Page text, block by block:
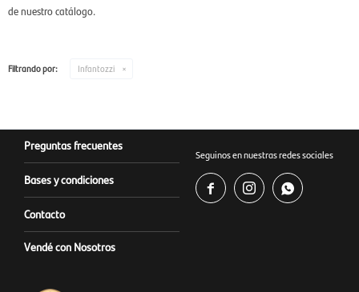
de nuestro catálogo.
Filtrando por: Infantozzi
Preguntas frecuentes
Bases y condiciones
Contacto
Vendé con Nosotros
Seguinos en nuestras redes sociales
  